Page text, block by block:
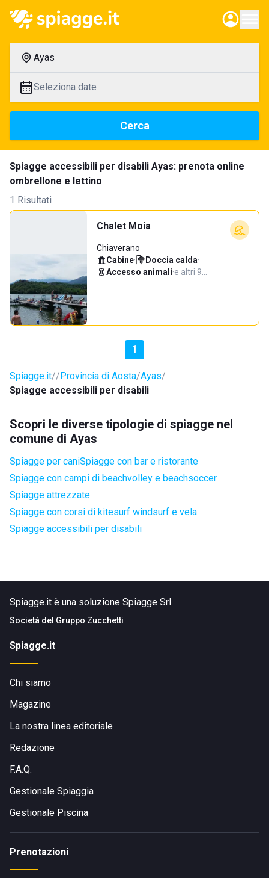
Ayas
Seleziona date
Cerca
Spiagge accessibili per disabili Ayas: prenota online
ombrellone e lettino
1 Risultati
Chalet Moia
Chiaverano
Cabine· Doccia calda·
Accesso animali·e altri 9…
1
Spiagge.it Provincia di Aosta Ayas
Spiagge accessibili per disabili
Scopri le diverse tipologie di spiagge nel
comune di Ayas
Spiagge per caniSpiagge con bar e ristorante
Spiagge con campi di beachvolley e beachsoccer
Spiagge attrezzate
Spiagge con corsi di kitesurf windsurf e vela
Spiagge accessibili per disabili
Spiagge.it è una soluzione Spiagge Srl
Società del Gruppo Zucchetti
Spiagge.it
Chi siamo
Magazine
La nostra linea editoriale
Redazione
F.A.Q.
Gestionale Spiaggia
Gestionale Piscina
Prenotazioni